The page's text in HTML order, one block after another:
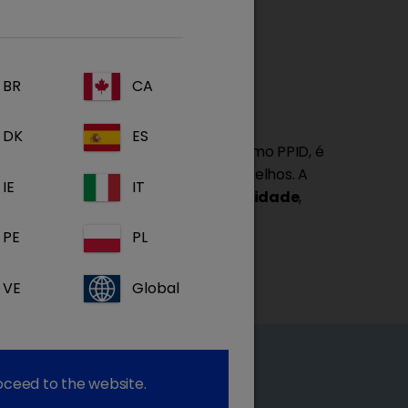
, mais conhecida atualmente como PPID, é
póneis e cavalos mais velhos. A
cavalos com mais de 15 anos de idade,
numa idade mais precoce.
BR CA
DK ES
IE IT
PE PL
VE Global
to the website.